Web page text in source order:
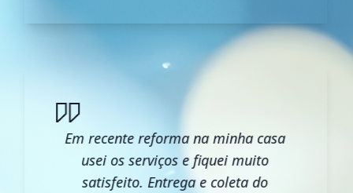
Em recente reforma na minha casa
usei os serviços e fiquei muito
satisfeito. Entrega e coleta do